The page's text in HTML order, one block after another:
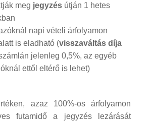
meg jegyzés útján 1 hetes
napi vételi árfolyamon
is eladható (visszaváltás díja
jelenleg 0,5%, az egyéb
ettől eltérő is lehet)
azaz 100%-os árfolyamon
futamidő a jegyzés lezárását